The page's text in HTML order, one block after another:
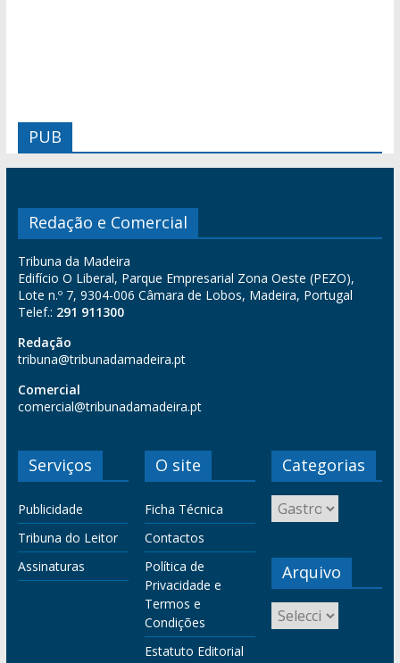
PUB
Redação e Comercial
Tribuna da Madeira
Edifício O Liberal, Parque Empresarial Zona Oeste (PEZO),
Lote n.º 7, 9304-006 Câmara de Lobos, Madeira, Portugal
Telef.: 291 911300
Redação
tribuna@tribunadamadeira.pt
Comercial
comercial@tribunadamadeira.pt
Serviços
Publicidade
Tribuna do Leitor
Assinaturas
O site
Ficha Técnica
Contactos
Política de
Privacidade e
Termos e
Condições
Estatuto Editorial
Categorias
Arquivo